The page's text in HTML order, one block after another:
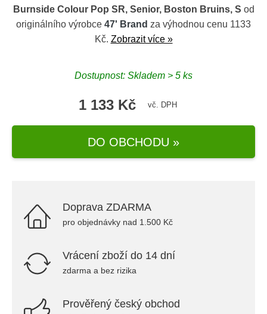
Burnside Colour Pop SR, Senior, Boston Bruins, S od
originálního výrobce 47' Brand za výhodnou cenu 1133
Kč. Zobrazit více »
Dostupnost: Skladem > 5 ks
1 133 Kč vč. DPH
DO OBCHODU »
Doprava ZDARMA
pro objednávky nad 1.500 Kč
Vrácení zboží do 14 dní
zdarma a bez rizika
Prověřený český obchod